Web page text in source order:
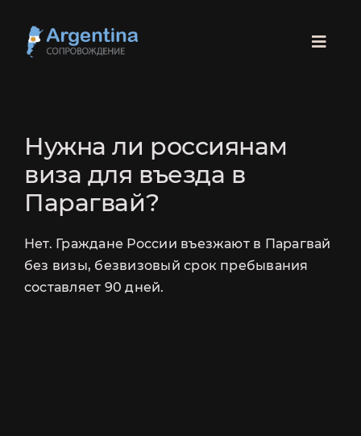
content
ПАРАГВАЙ
БРАЗИЛИЯ
РОДЫ
Нужна ли россиянам
виза для въезда в
Парагвай?
Нет. Граждане России въезжают в Парагвай
без визы, безвизовый срок пребывания
составляет 90 дней.
СКИДКА 100 USD
НА СОПРОВОЖДЕНИЕ РАНТЬЕ